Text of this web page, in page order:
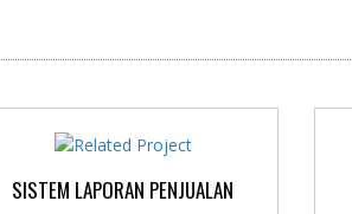
SISTEM LAPORAN PENJUALAN